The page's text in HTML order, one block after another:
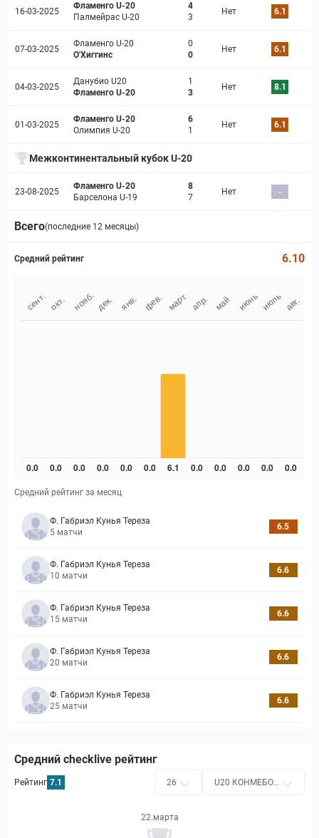
16-03-2025
Фламенго U-20
Палмейрас U-20
4
3
Нет 6.1
07-03-2025
Фламенго U-20
О'Хиггинс
0
0
Нет 6.1
04-03-2025
Данубио U20
Фламенго U-20
1
3
Нет 8.1
01-03-2025
Фламенго U-20
Олимпия U-20
6
1
Нет 6.1
Межконтинентальный кубок U-20
23-08-2025
Фламенго U-20
Барселона U-19
8
7
Нет -
Всего(последние 12 месяцы)
Средний рейтинг 6.10
Средний рейтинг за месяц
Ф. Габриэл Кунья Тереза
5 матчи
6.5
Ф. Габриэл Кунья Тереза
10 матчи
6.6
Ф. Габриэл Кунья Тереза
15 матчи
6.6
Ф. Габриэл Кунья Тереза
20 матчи
6.6
Ф. Габриэл Кунья Тереза
25 матчи
6.6
Средний checklive рейтинг
Рейтинг 7.1 26
U20 КОНМЕБОЛ
22.марта